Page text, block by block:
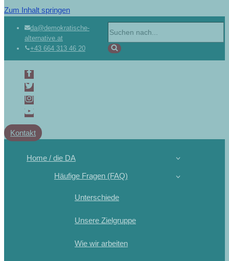
Zum Inhalt springen
da@demokratische-
alternative.at
+43 664 313 46 20
Kontakt
Home / die DA
Häufige Fragen (FAQ)
Unterschiede
Unsere Zielgruppe
Wie wir arbeiten